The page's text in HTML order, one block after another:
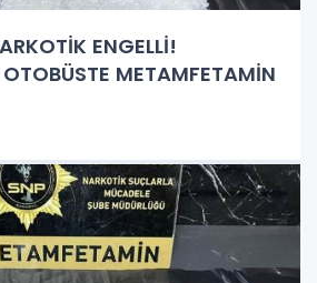
ENGELLİ!
OTOBÜSTE METAMFETAMİN